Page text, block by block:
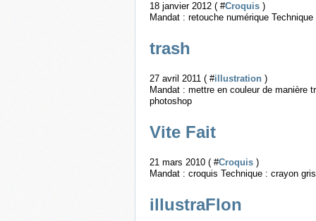
18 janvier 2012 ( #Croquis )
Mandat : retouche numérique
trash
27 avril 2011 ( #illustration )
Mandat : mettre en couleur de manière
photoshop
Vite Fait
21 mars 2010 ( #Croquis )
Mandat : croquis Technique : crayon gris
illustraFlon